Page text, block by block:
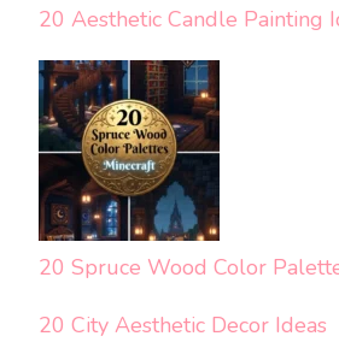
20 Aesthetic Candle Painting
20 Spruce Wood Color
20 City Aesthetic Decor Ideas